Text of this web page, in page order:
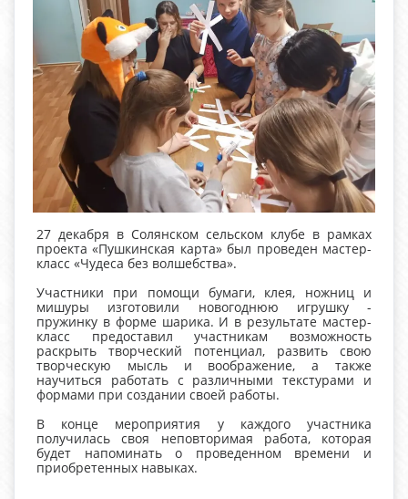
27 декабря в Солянском сельском клубе в рамках
проекта «Пушкинская карта» был проведен мастер-
класс «Чудеса без волшебства».
Участники при помощи бумаги, клея, ножниц и
мишуры изготовили новогоднюю игрушку -
пружинку в форме шарика. И в результате мастер-
класс предоставил участникам возможность
раскрыть творческий потенциал, развить свою
творческую мысль и воображение, а также
научиться работать с различными текстурами и
формами при создании своей работы.
В конце мероприятия у каждого участника
получилась своя неповторимая работа, которая
будет напоминать о проведенном времени и
приобретенных навыках.